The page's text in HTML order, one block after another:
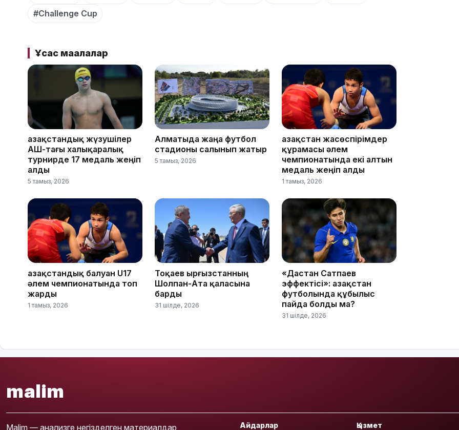
#Challenge Cup
Ұқсас мақалалар
Қазақстандық жүзушілер
АҚШ-тағы халықаралық
турнирде 17 медаль жеңіп
алды
5 тамыз, 2026
Алматыда жаңа футбол
стадионы салынып жатыр
5 тамыз, 2026
Қазақстан жасөспірімдер
құрамасы әлем
чемпионатында екі алтын
медаль жеңіп алды
1 тамыз, 2026
Қазақстандық балуан U17
әлем чемпионатында топ
жарды
1 тамыз, 2026
Тоқаев Қырғызстанның
Шолпан-Ата қаласына
барды
31 шілде, 2026
«Дастан Сатпаев
эффектісі»: Қазақстан
футболында құбылыс
пайда болды ма?
31 шілде, 2026
malim
Malim — анализге негізделген материалдар, Айдарлар Қызмет